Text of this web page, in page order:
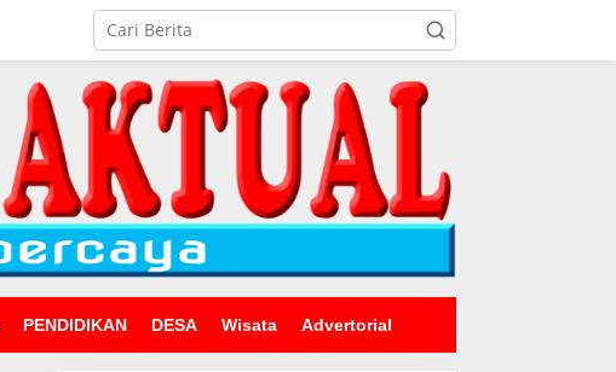
PENDIDIKAN DESA Wisata Advertorial